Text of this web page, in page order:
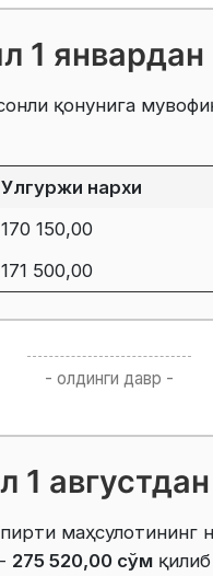
1 январдан
қонунига
Улгуржи нархи
170 150,00
171 500,00
- олдинги давр -
1
маҳсулотининг
275 520,00 сўм